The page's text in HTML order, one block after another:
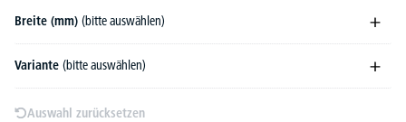
Breite (mm) (bitte auswählen)
Variante (bitte auswählen)
Auswahl zurücksetzen